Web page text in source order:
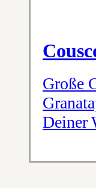
Große
Deiner